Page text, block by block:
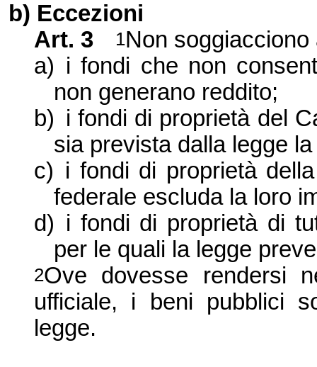
b) Eccezioni
Art. 3
1Non
a) i fondi che non
non generano reddito;
b) i fondi di proprietà del
sia prevista dalla legge
c) i fondi di proprietà
federale escluda la loro
d) i fondi di proprietà di
per le quali la legge
2Ove dovesse rendersi
ufficiale, i beni pubblici
legge.